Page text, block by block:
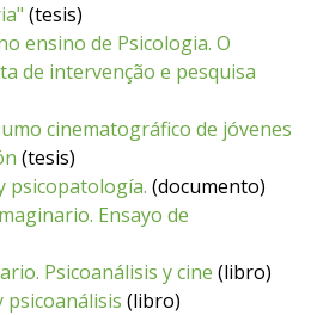
(tesis)
ensino de Psicologia. O
de intervenção e pesquisa
cinematográfico de jóvenes
(tesis)
psicopatología. (documento)
Ensayo de
Psicoanálisis y cine (libro)
psicoanálisis (libro)